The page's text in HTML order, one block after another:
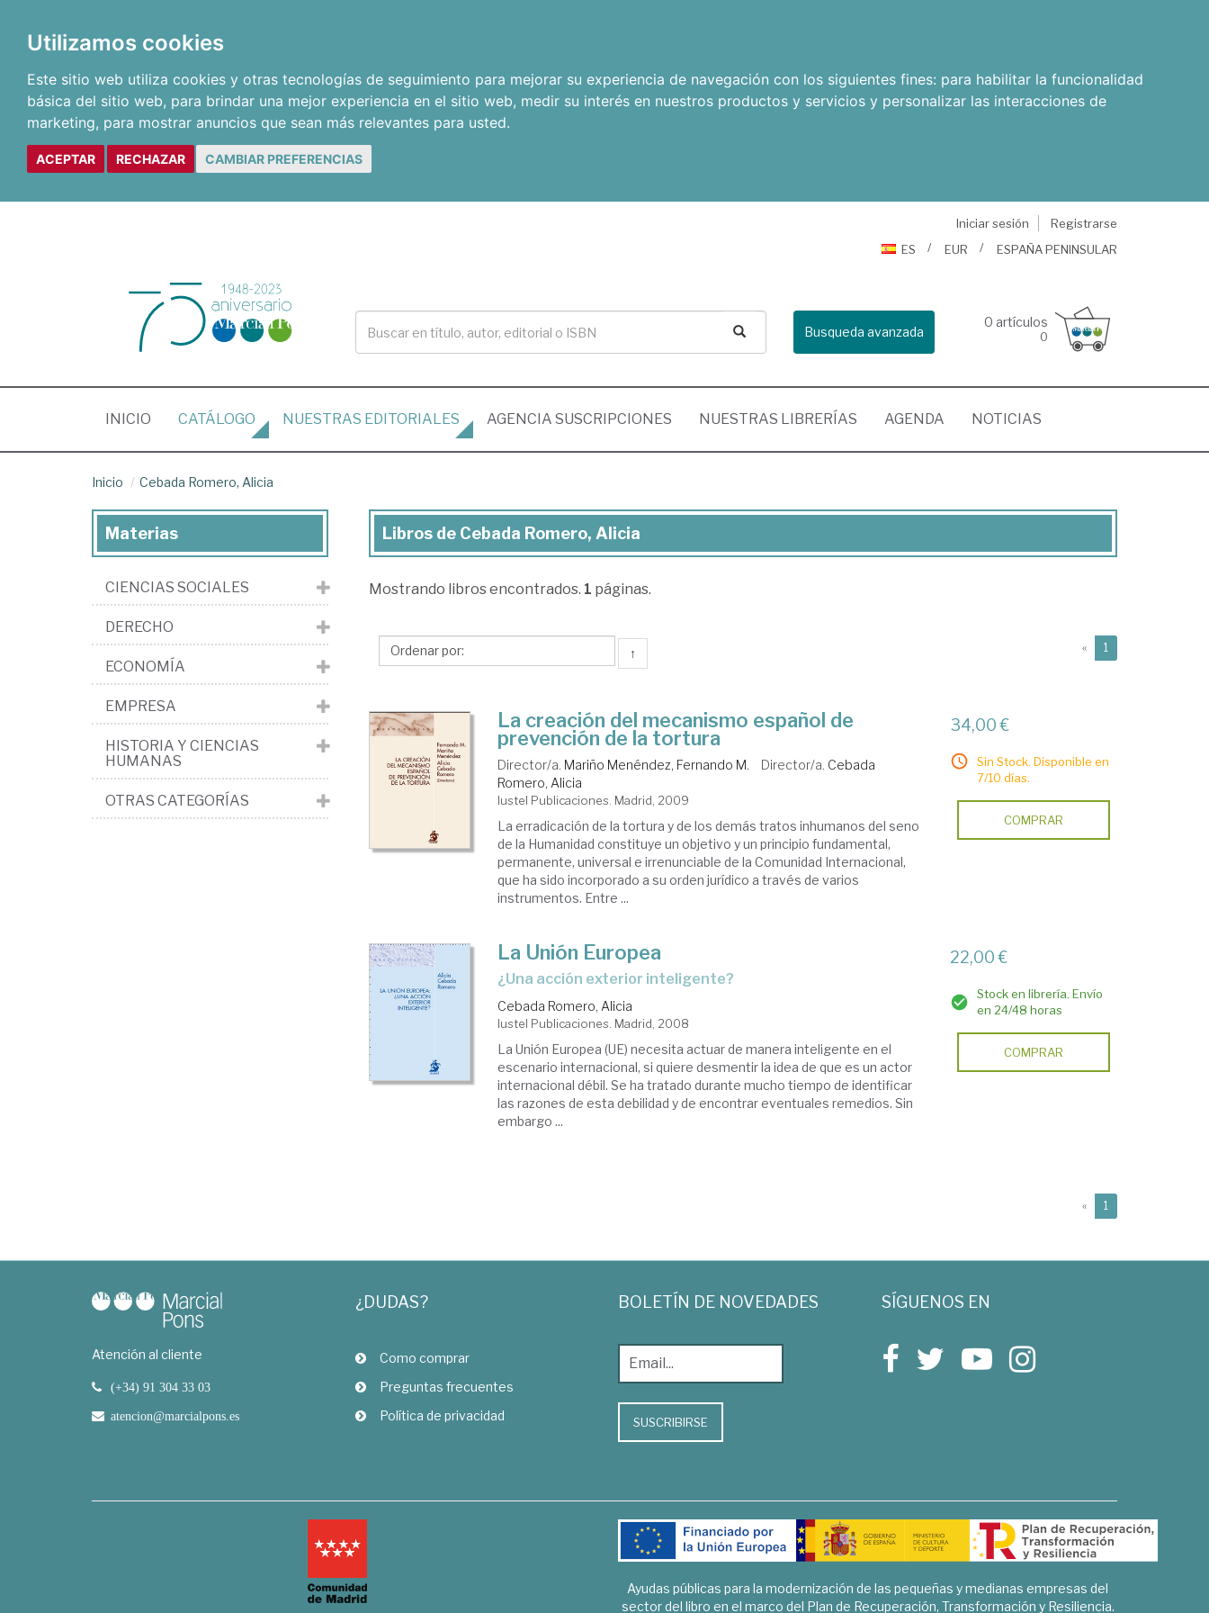
Utilizamos cookies
Este sitio web utiliza cookies y otras tecnologías de seguimiento para mejorar su experiencia de navegación con los siguientes fines: para habilitar la funcionalidad
básica del sitio web, para brindar una mejor experiencia en el sitio web, medir su interés en nuestros productos y servicios y personalizar las interacciones de
marketing, para mostrar anuncios que sean más relevantes para usted.
ACEPTAR RECHAZAR CAMBIAR PREFERENCIAS
Iniciar sesión
Registrarse
ES
EUR ESPAÑA PENINSULAR
Busqueda avanzada
0 artículos
0
INICIO (CURRENT)
CATÁLOGO NUESTRAS EDITORIALES AGENCIA SUSCRIPCIONES NUESTRAS LIBRERÍAS AGENDA NOTICIAS
Inicio Cebada Romero, Alicia
Libros
Cebada
Alicia
Libros de Cebada Romero, Alicia
Mostrando libros encontrados. 1 páginas.
↑ « 1
La creación del mecanismo español de
prevención de la tortura
Director/a. Mariño Menéndez, Fernando M. Director/a. Cebada
Romero, Alicia
Iustel Publicaciones. Madrid, 2009
La erradicación de la tortura y de los demás tratos inhumanos del seno
de la Humanidad constituye un objetivo y un principio fundamental,
permanente, universal e irrenunciable de la Comunidad Internacional,
que ha sido incorporado a su orden jurídico a través de varios
instrumentos. Entre ...
34,00 €
Sin Stock. Disponible en
7/10 días.
COMPRAR
La Unión Europea
¿una acción exterior inteligente?
Cebada Romero, Alicia
Iustel Publicaciones. Madrid, 2008
La Unión Europea (UE) necesita actuar de manera inteligente en el
escenario internacional, si quiere desmentir la idea de que es un actor
internacional débil. Se ha tratado durante mucho tiempo de identificar
las razones de esta debilidad y de encontrar eventuales remedios. Sin
embargo ...
22,00 €
Stock en librería. Envío
en 24/48 horas
COMPRAR
« 1
Materias
CIENCIAS SOCIALES
DERECHO
ECONOMÍA
EMPRESA
HISTORIA Y CIENCIAS
HUMANAS
OTRAS CATEGORÍAS
Atención al cliente
(+34) 91 304 33 03
atencion@marcialpons.es
¿DUDAS?
Como comprar
Preguntas frecuentes
Política de privacidad
BOLETÍN DE NOVEDADES
SUSCRIBIRSE
SÍGUENOS EN
Ayudas públicas para la modernización de las pequeñas y medianas empresas del
sector del libro en el marco del Plan de Recuperación, Transformación y Resiliencia.